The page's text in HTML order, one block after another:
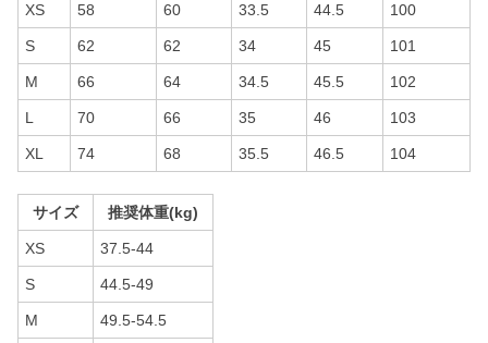
XS 58 60 33.5 44.5 100
S 62 62 34 45 101
M 66 64 34.5 45.5 102
L 70 66 35 46 103
XL 74 68 35.5 46.5 104
サイズ 推奨体重(kg)
XS 37.5-44
S 44.5-49
M 49.5-54.5